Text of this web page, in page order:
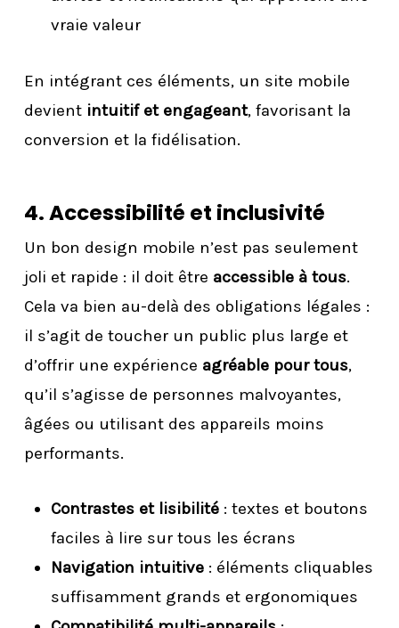
vraie valeur
En intégrant ces éléments, un site mobile
devient intuitif et engageant, favorisant la
conversion et la fidélisation.
4. Accessibilité et inclusivité
Un bon design mobile n’est pas seulement
joli et rapide : il doit être accessible à tous.
Cela va bien au-delà des obligations légales :
il s’agit de toucher un public plus large et
d’offrir une expérience agréable pour tous,
qu’il s’agisse de personnes malvoyantes,
âgées ou utilisant des appareils moins
performants.
Contrastes et lisibilité: textes et boutons
faciles à lire sur tous les écrans
Navigation intuitive: éléments cliquables
suffisamment grands et ergonomiques